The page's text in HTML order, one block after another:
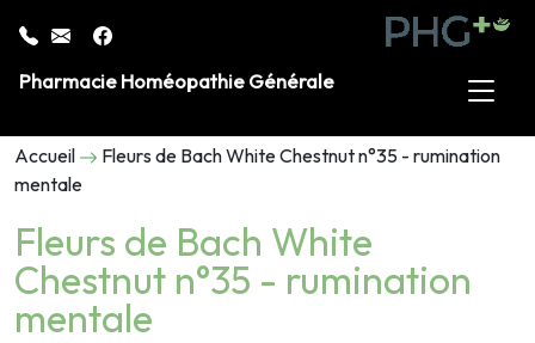
Pharmacie Homéopathie Générale
Accueil
Fleurs de Bach White Chestnut n°35 - rumination
mentale
Fleurs de Bach White
Chestnut n°35 - rumination
mentale